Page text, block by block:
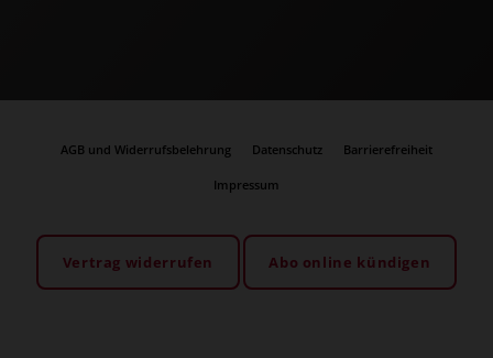
AGB und Widerrufsbelehrung Datenschutz Barrierefreiheit
Impressum
Vertrag widerrufen Abo online kündigen